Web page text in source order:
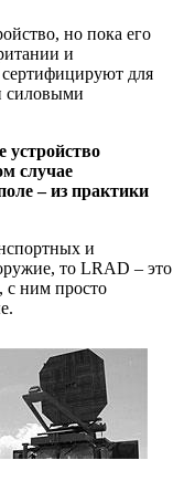
но пока его
и
для
силовыми
устройство
случае
– из практики
и
то LRAD – это
с ним просто